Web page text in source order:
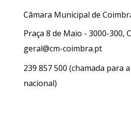
Câmara Municipal de
Praça 8 de Maio - 3000-300,
geral@cm-coimbra.pt
239 857 500 (chamada para
nacional)